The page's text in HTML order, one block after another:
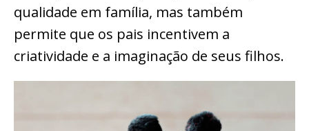
qualidade em família, mas também
permite que os pais incentivem a
criatividade e a imaginação de seus filhos.